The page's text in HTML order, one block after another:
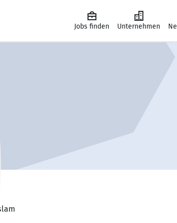
Jobs finden Unternehmen